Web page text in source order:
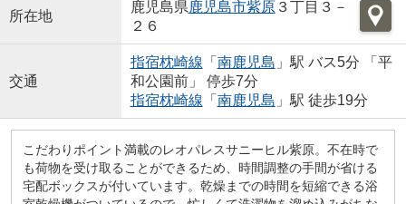
所在地
鹿児島県鹿児島市紫原３丁目３－
２６
交通
指宿枕崎線 「 南鹿児島 」駅 バス5分 「平
和公園前」 停歩7分
指宿枕崎線 「 南鹿児島 」駅 徒歩19分
こだわりポイント満載のレオパレスサニーヒル紫原。不在時で
も荷物を受け取ることができるため、時間調整の手間が省ける
宅配ボックスが付いています。乾燥までの時間を短縮できる浴